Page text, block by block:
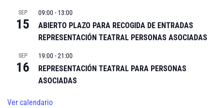
SEP
15
09:00-13:00
ABIERTO PLAZO PARA RECOGIDA DE ENTRADAS
REPRESENTACIÓN TEATRAL PERSONAS ASOCIADAS
SEP
16
19:00-21:00
REPRESENTACIÓN TEATRAL PARA PERSONAS
ASOCIADAS
Ver calendario